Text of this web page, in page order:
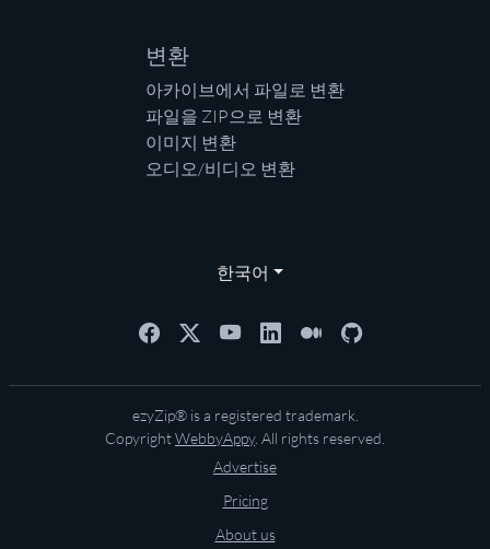
변환
아카이브에서 파일로 변환
파일을 ZIP으로 변환
이미지 변환
오디오/비디오 변환
한국어
ezyZip® is a registered trademark.
CopyrightWebbyAppy. All rights reserved.
Advertise
Pricing
About us